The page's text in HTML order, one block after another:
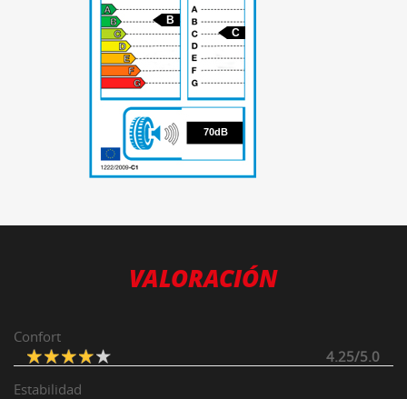
70
B
C
70dB
VALORACIÓN
Confort
4.25/5.0
Estabilidad